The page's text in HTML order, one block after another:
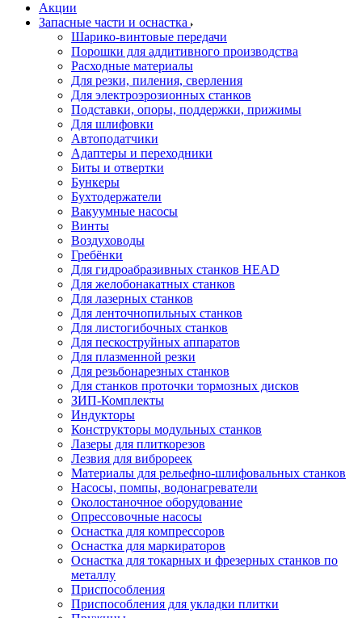
Акции
Запасные части и оснастка
Шарико-винтовые передачи
Порошки для аддитивного производства
Расходные материалы
Для резки, пиления, сверления
Для электроэрозионных станков
Подставки, опоры, поддержки, прижимы
Для шлифовки
Автоподатчики
Адаптеры и переходники
Биты и отвертки
Бункеры
Бухтодержатели
Вакуумные насосы
Винты
Воздуховоды
Гребёнки
Для гидроабразивных станков HEAD
Для желобонакатных станков
Для лазерных станков
Для ленточнопильных станков
Для листогибочных станков
Для пескоструйных аппаратов
Для плазменной резки
Для резьбонарезных станков
Для станков проточки тормозных дисков
ЗИП-Комплекты
Индукторы
Конструкторы модульных станков
Лазеры для плиткорезов
Лезвия для виброреек
Материалы для рельефно-шлифовальных станков
Насосы, помпы, водонагреватели
Околостаночное оборудование
Опрессовочные насосы
Оснастка для компрессоров
Оснастка для маркираторов
Оснастка для токарных и фрезерных станков по
металлу
Приспособления
Приспособления для укладки плитки